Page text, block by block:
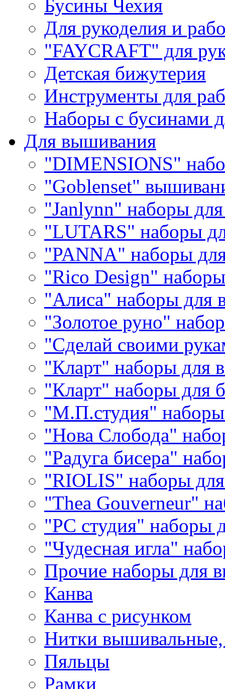
Бусины Чехия
Для рукоделия и
"FAYCRAFT" для
Детская бижутерия
Инструменты для
Наборы с бусинами
Для вышивания
"DIMENSIONS"
"Goblenset"
"Janlynn" наборы
"LUTARS" наборы
"PANNA" наборы
"Rico Design"
"Алиса" наборы для
"Золотое руно"
"Сделай своими
"Кларт" наборы для
"Кларт" наборы для
"М.П.студия"
"Нова Слобода"
"Радуга бисера"
"RIOLIS" наборы
"Thea Gouverneur"
"РС студия" наборы
"Чудесная игла"
Прочие наборы для
Канва
Канва с рисунком
Нитки
Пяльцы
Рамки